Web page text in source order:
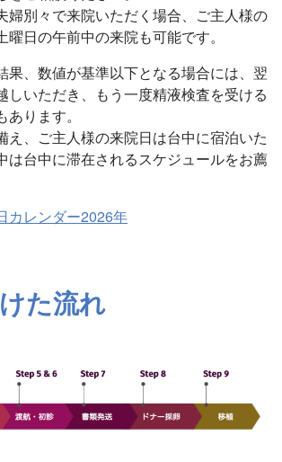
婦別々で来院いただく場合、ご主人様の
日の午前中の来院も可能です。
果、数値が基準以下となる場合には、翌
しいただき、もう一度精液検査を受ける
ります。
え、ご主人様の来院日は台中に宿泊いた
は台中に滞在されるスケジュールをお薦
カレンダー2026年
た流れ